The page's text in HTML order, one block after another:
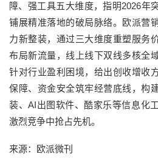
障、强工具五大维度，指明2026年
铺展精准落地的破局脉络。欧派营
力新整装，通过三大维度重塑服务
布局新流量，线上线下双线多核全
针对行业盈利困境，给出创收增收
保障、资金安全筑牢经营底线，构
装、AI出图软件、酷家乐等信息化
激烈竞争中抢占先机。
来源：欧派微刊